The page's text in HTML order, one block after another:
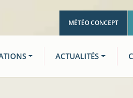
MÉTÉO CONCEPT
ACTUALITÉS